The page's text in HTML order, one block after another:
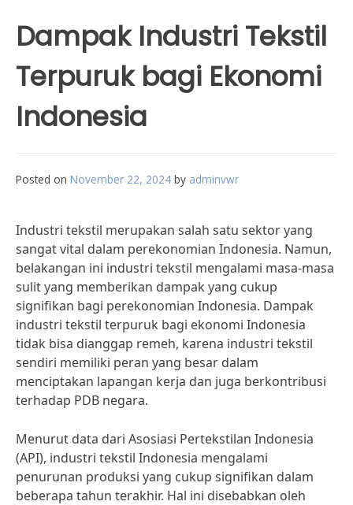
Dampak Industri Tekstil
Terpuruk bagi Ekonomi
Indonesia
Posted on November 22, 2024 by adminvwr
Industri tekstil merupakan salah satu sektor yang
sangat vital dalam perekonomian Indonesia. Namun,
belakangan ini industri tekstil mengalami masa-masa
sulit yang memberikan dampak yang cukup
signifikan bagi perekonomian Indonesia. Dampak
industri tekstil terpuruk bagi ekonomi Indonesia
tidak bisa dianggap remeh, karena industri tekstil
sendiri memiliki peran yang besar dalam
menciptakan lapangan kerja dan juga berkontribusi
terhadap PDB negara.
Menurut data dari Asosiasi Pertekstilan Indonesia
(API), industri tekstil Indonesia mengalami
penurunan produksi yang cukup signifikan dalam
beberapa tahun terakhir. Hal ini disebabkan oleh